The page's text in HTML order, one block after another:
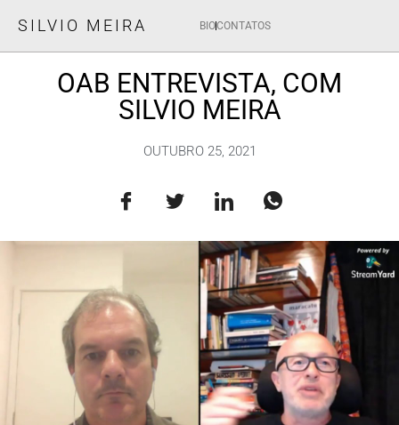
SILVIO MEIRA BIOCONTATOS
OAB ENTREVISTA, COM
SILVIO MEIRA
OUTUBRO 25, 2021